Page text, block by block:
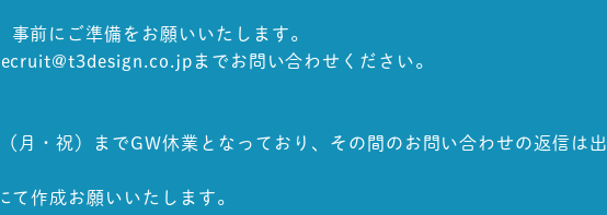
事前にご準備をお願いいたします。
までお問い合わせください。
月・祝）までGW休業となっており、その間のお問い合わせの返信は出
て作成お願いいたします。